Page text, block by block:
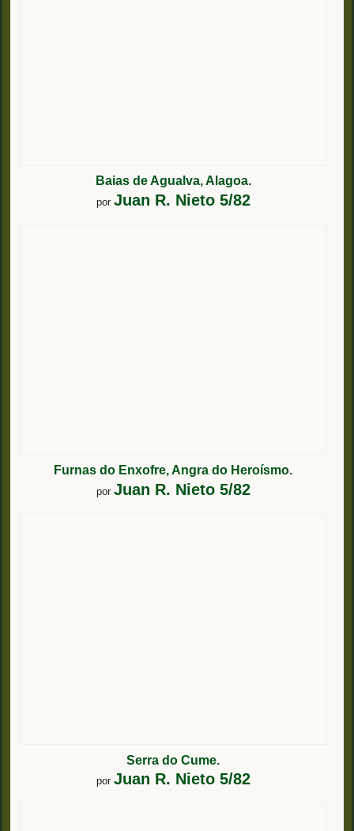
Baias de Agualva, Alagoa.
por Juan R. Nieto 5/82
Furnas do Enxofre, Angra do Heroísmo.
por Juan R. Nieto 5/82
Serra do Cume.
por Juan R. Nieto 5/82